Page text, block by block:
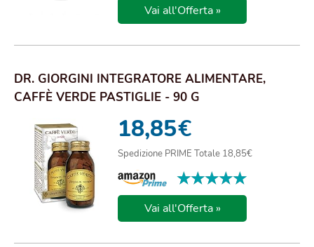
Vai all'Offerta »
DR. GIORGINI INTEGRATORE ALIMENTARE,
CAFFÈ VERDE PASTIGLIE - 90 G
18,85€
Spedizione PRIME Totale 18,85€
★★★★★
★★★★★
Vai all'Offerta »